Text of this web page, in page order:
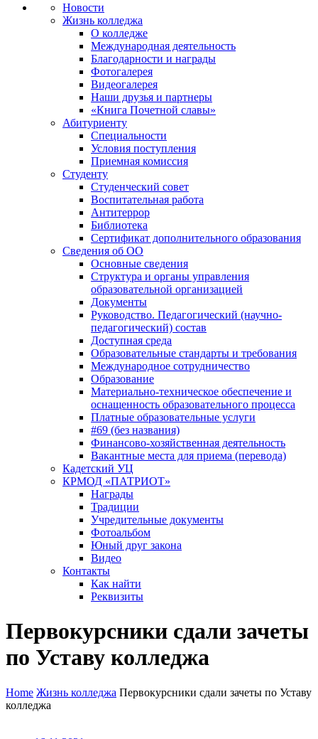
Новости
Жизнь колледжа
О колледже
Международная деятельность
Благодарности и награды
Фотогалерея
Видеогалерея
Наши друзья и партнеры
«Книга Почетной славы»
Абитуриенту
Специальности
Условия поступления
Приемная комиссия
Студенту
Студенческий совет
Воспитательная работа
Антитеррор
Библиотека
Сертификат дополнительного образования
Сведения об ОО
Основные сведения
Структура и органы управления
образовательной организацией
Документы
Руководство. Педагогический (научно-
педагогический) состав
Доступная среда
Образовательные стандарты и требования
Международное сотрудничество
Образование
Материально-техническое обеспечение и
оснащенность образовательного процесса
Платные образовательные услуги
#69 (без названия)
Финансово-хозяйственная деятельность
Вакантные места для приема (перевода)
Кадетский УЦ
КРМОД «ПАТРИОТ»
Награды
Традиции
Учредительные документы
Фотоальбом
Юный друг закона
Видео
Контакты
Как найти
Реквизиты
Первокурсники сдали зачеты
по Уставу колледжа
Home Жизнь колледжа Первокурсники сдали зачеты по Уставу
колледжа